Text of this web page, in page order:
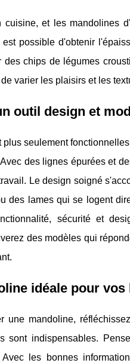
cuisine, et les mandolines
possible d'obtenir
des chips de légumes
varier les plaisirs et les
outil design et
plus seulement
des lignes épurées et
Le design soigné
des lames qui se logent
sécurité et
des modèles qui
idéale pour vos
une mandoline,
sont indispensables.
Avec les bonnes